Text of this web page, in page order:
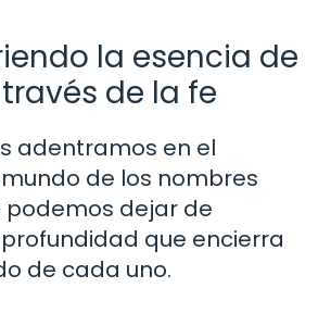
la esencia de
de la fe
adentramos en el
de los nombres
podemos dejar de
que encierra
de cada uno.